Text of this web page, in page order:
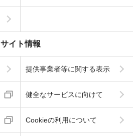
サイト情報
提供事業者等に関する表示
健全なサービスに向けて
Cookieの利用について